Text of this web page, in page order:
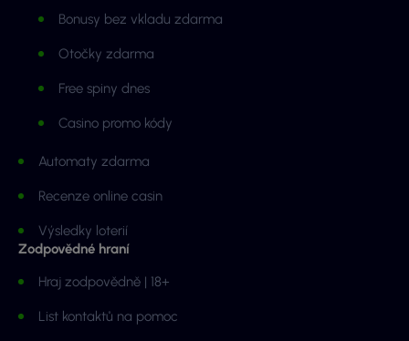
Bonusy bez vkladu zdarma
Otočky zdarma
Free spiny dnes
Casino promo kódy
Automaty zdarma
Recenze online casin
Výsledky loterií
Zodpovědné hraní
Hraj zodpovědně | 18+
List kontaktů na pomoc